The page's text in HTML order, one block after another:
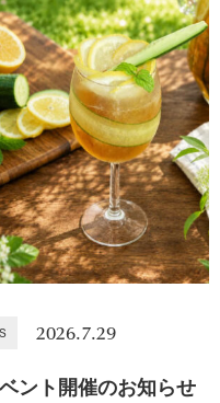
2026.7.29
ント開催のお知らせ